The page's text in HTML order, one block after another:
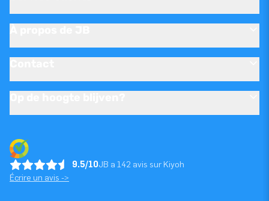
9.5/10JB a 142 avis sur Kiyoh
Écrire un avis ->